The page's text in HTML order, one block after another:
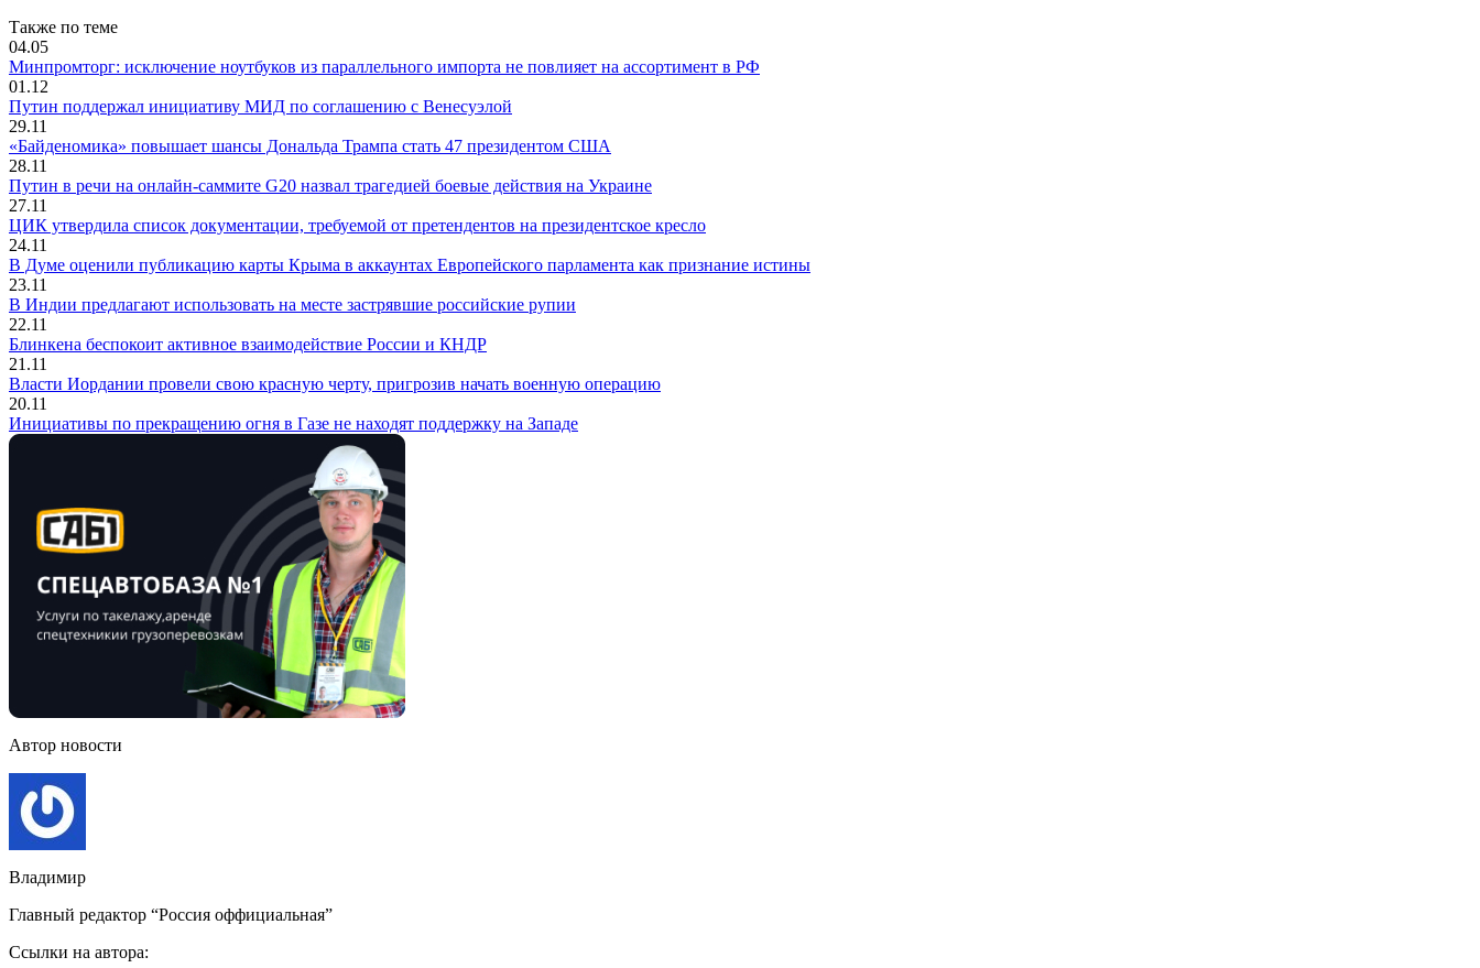
Также по теме
04.05
Минпромторг: исключение ноутбуков из параллельного импорта не повлияет на ассортимент в РФ
01.12
Путин поддержал инициативу МИД по соглашению с Венесуэлой
29.11
«Байденомика» повышает шансы Дональда Трампа стать 47 президентом США
28.11
Путин в речи на онлайн-саммите G20 назвал трагедией боевые действия на Украине
27.11
ЦИК утвердила список документации, требуемой от претендентов на президентское кресло
24.11
В Думе оценили публикацию карты Крыма в аккаунтах Европейского парламента как признание истины
23.11
В Индии предлагают использовать на месте застрявшие российские рупии
22.11
Блинкена беспокоит активное взаимодействие России и КНДР
21.11
Власти Иордании провели свою красную черту, пригрозив начать военную операцию
20.11
Инициативы по прекращению огня в Газе не находят поддержку на Западе
Автор новости
Владимир
Главный редактор “Россия оффициальная”
Ссылки на автора: